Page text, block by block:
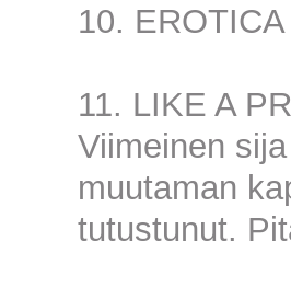
10. EROTICA
11. LIKE A
Viimeinen
muutaman
tutustunut.